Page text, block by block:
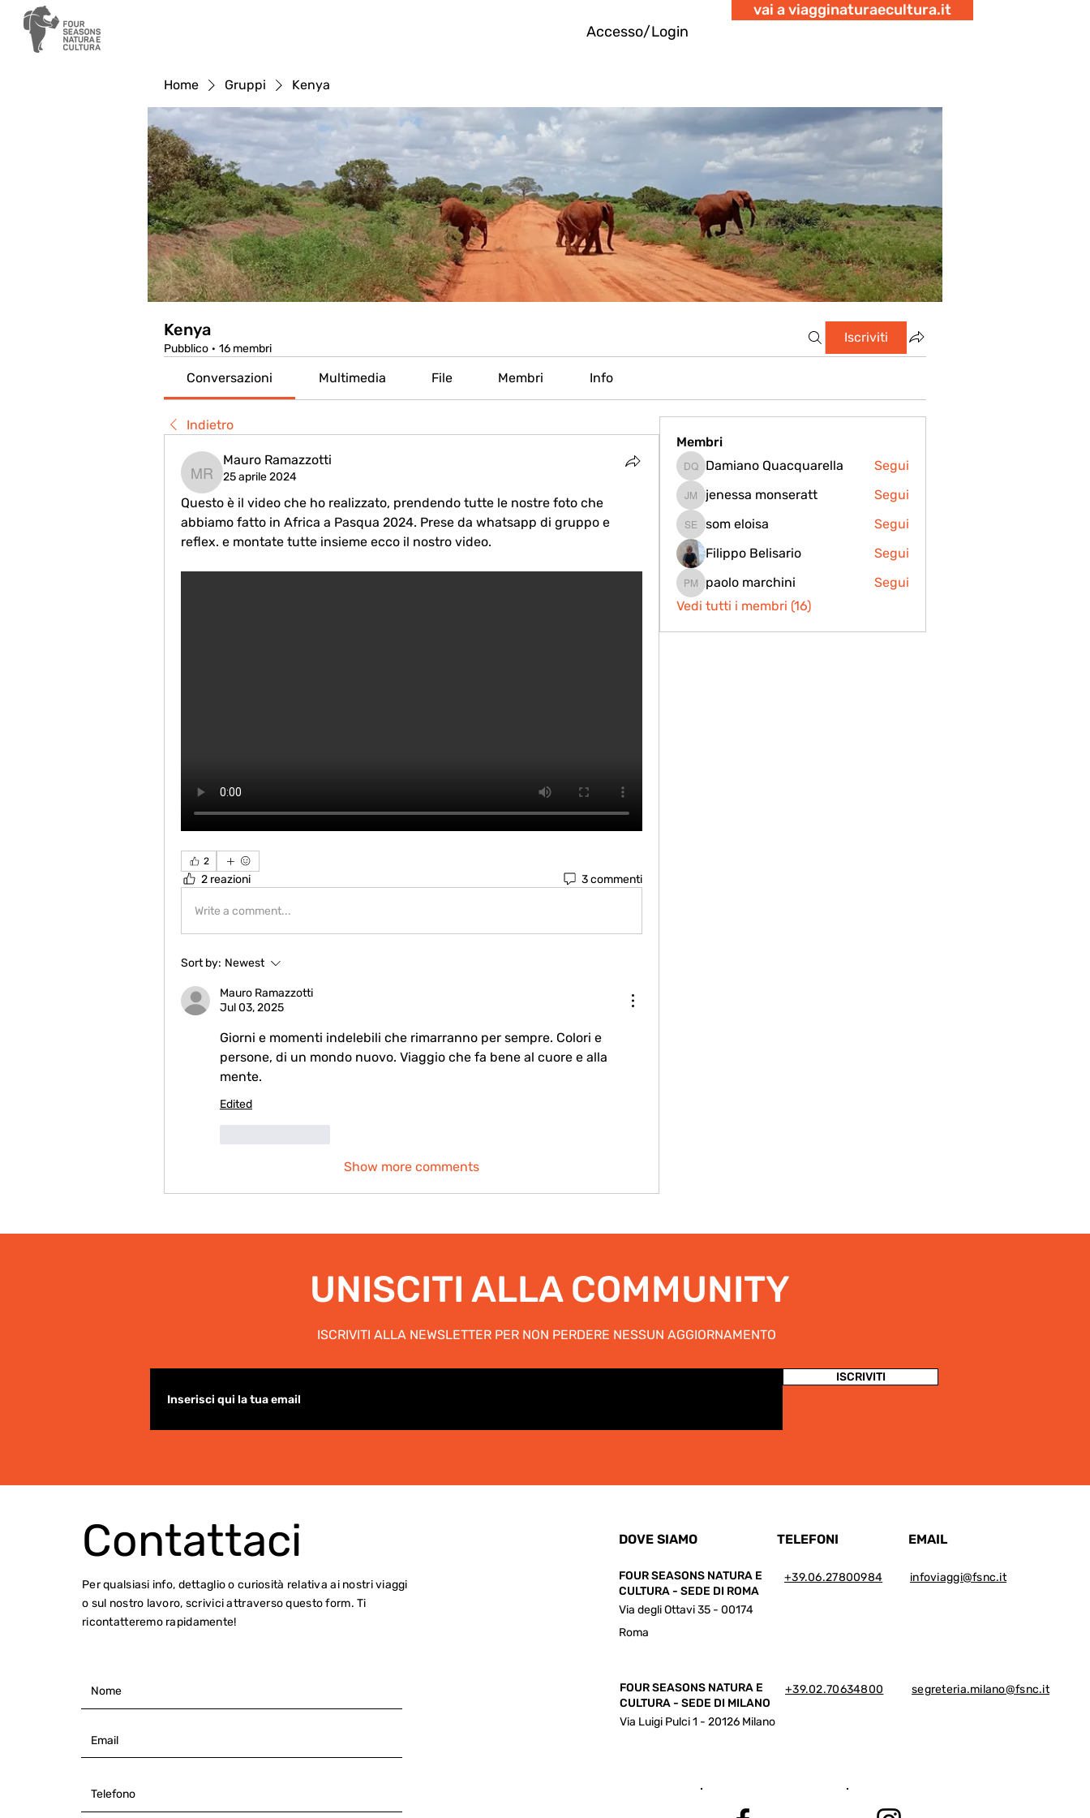
Accesso/Login
vai a viagginaturaecultura.it
Home Gruppi Kenya
Kenya
Pubblico · 16 membri
Iscriviti
Conversazioni Multimedia File Membri Info
Indietro
Mauro Ramazzotti
Mauro Ramazzotti
25 aprile 2024
Questo è il video che ho realizzato, prendendo tutte le nostre foto che
abbiamo fatto in Africa a Pasqua 2024. Prese da whatsapp di gruppo e
reflex. e montate tutte insieme ecco il nostro video.
2
2 reazioni 3 commenti
Write a comment...
Sort by: Newest
Mauro Ramazzotti
Jul 03, 2025
Giorni e momenti indelebili che rimarranno per sempre. Colori e
persone, di un mondo nuovo. Viaggio che fa bene al cuore e alla
mente.
Edited
Show more comments
Membri
Damiano Quacquarella
Damiano Quacquarella Segui
jenessa monseratt
jenessa monseratt Segui
som eloisa
som eloisa
Segui
Filippo Belisario
Segui
paolo marchini
paolo marchini
Segui
Vedi tutti i membri (16)
UNISCITI ALLA COMMUNITY
ISCRIVITI ALLA NEWSLETTER PER NON PERDERE NESSUN AGGIORNAMENTO
ISCRIVITI
Contattaci
Per qualsiasi info, dettaglio o curiosità relativa ai nostri viaggi
o sul nostro lavoro, scrivici attraverso questo form. Ti
ricontatteremo rapidamente!
DOVE SIAMO
FOUR SEASONS NATURA E
CULTURA - SEDE DI ROMA
Via degli Ottavi 35 - 00174
Roma
TELEFONI
+39.06.27800984
EMAIL
infoviaggi@fsnc.it
FOUR SEASONS NATURA E
CULTURA - SEDE DI MILANO
Via Luigi Pulci 1 - 20126 Milano
+39.02.70634800 segreteria.milano@fsnc.it